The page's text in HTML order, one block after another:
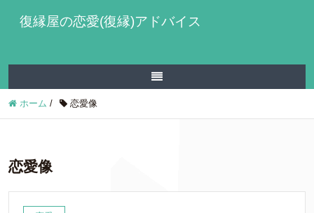
復縁屋の恋愛(復縁)アドバイス
ホーム / 恋愛像
恋愛像